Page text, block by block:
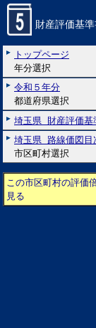
財産評価基
トップページ
年分選択
令和５年分
都道府県選択
埼玉県 財産評価基
埼玉県 路線価図目
市区町村選択
この市区町村の評価
見る